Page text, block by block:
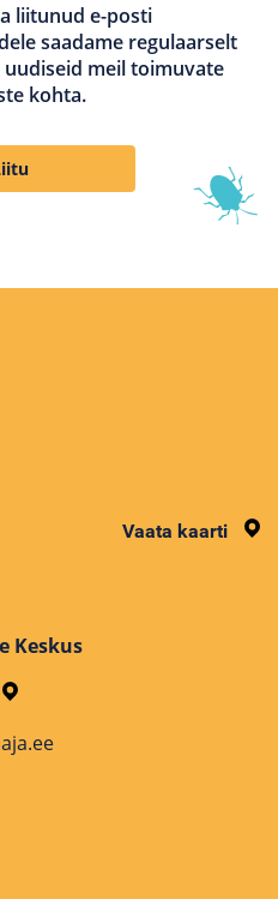
liitunud e-posti
saadame regulaarselt
uudiseid meil toimuvate
kohta.
Vaata kaarti
Keskus